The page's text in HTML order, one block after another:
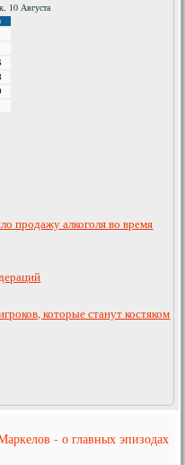
10 Августа
продажу алкоголя во время
которые станут костяком
- о главных эпизодах